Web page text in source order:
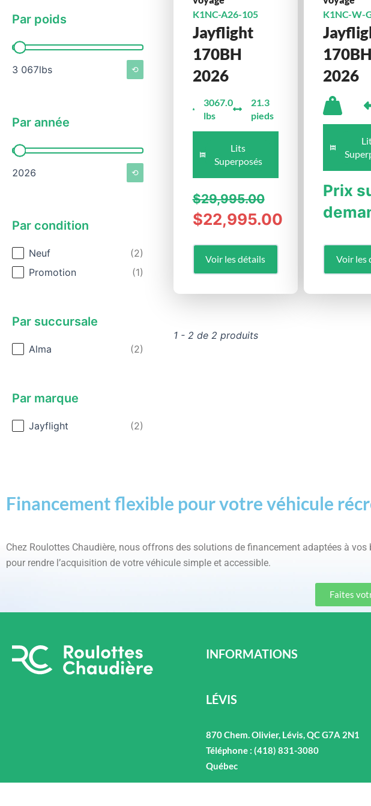
Par poids
Par poids
3 067lbs ⟲
Par année
Par année
2026 ⟲
Par condition
Par condition
Neuf
(2)
Promotion
(1)
Par succursale
Par succursale
Alma (2)
Par marque
Par marque
Jayflight (2)
K1NC-A26-105
Jayflight
170BH
2026
3067.0
lbs
21.3
pieds
Lits
Superposés
$29,995.00
$22,995.00
Voir les détails
K1NC-W-
170BH
2026
Prix
Voir les
1 - 2 de 2 produits
Financement flexible pour votre véhicule
Chez Roulottes Chaudière, nous offrons des solutions de financement adaptées à
pour rendre l’acquisition de votre véhicule simple et accessible.
Faites
INFORMATIONS
LÉVIS
870 Chem. Olivier, Lévis, QC G7A 2N1
Téléphone : (418) 831-3080
Québec